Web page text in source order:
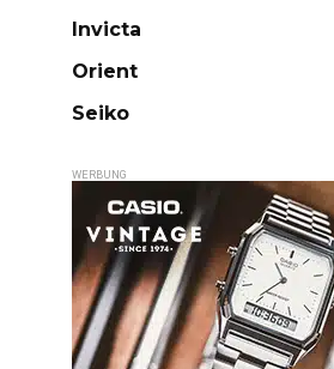
Invicta
Orient
Seiko
WERBUNG